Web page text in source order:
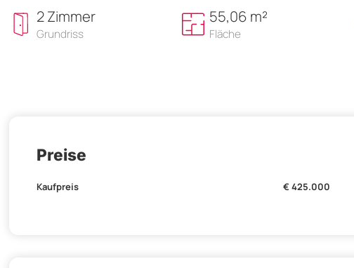
2 Zimmer
Grundriss
55,06 m²
Fläche
Preise
Kaufpreis € 425.000